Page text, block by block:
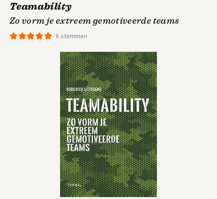
6 stemmen
Teamability
Zo vorm je extreem gemotiveerde teams